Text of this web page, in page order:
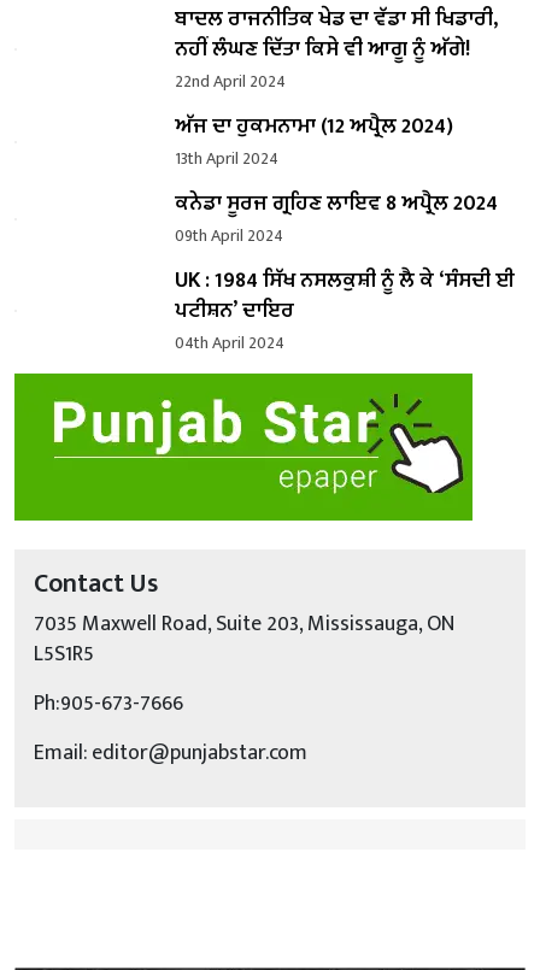
ਬਾਦਲ ਰਾਜਨੀਤਿਕ ਖੇਡ ਦਾ ਵੱਡਾ ਸੀ ਖਿਡਾਰੀ,
ਨਹੀਂ ਲੰਘਣ ਦਿੱਤਾ ਕਿਸੇ ਵੀ ਆਗੂ ਨੂੰ ਅੱਗੇ!
22nd April 2024
ਅੱਜ ਦਾ ਹੁਕਮਨਾਮਾ (12 ਅਪ੍ਰੈਲ 2024)
13th April 2024
ਕਨੇਡਾ ਸੂਰਜ ਗ੍ਰਹਿਣ ਲਾਇਵ 8 ਅਪ੍ਰੈਲ 2024
09th April 2024
UK : 1984 ਸਿੱਖ ਨਸਲਕੁਸ਼ੀ ਨੂੰ ਲੈ ਕੇ ‘ਸੰਸਦੀ ਈ
ਪਟੀਸ਼ਨ’ ਦਾਇਰ
04th April 2024
Contact Us
7035 Maxwell Road, Suite 203, Mississauga, ON
L5S1R5
Ph:905-673-7666
Email: editor@punjabstar.com